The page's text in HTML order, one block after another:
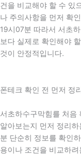
건을 비교해야 할 수 있
나 주의사항을 먼저 확
19시07분 따라서 서초
보다 실제로 확인해야
것이 안정적입니다.
폰테크 확인 전 먼저 정
서초하수구막힘를 처음
알아보는지 먼저 정리
분 단순히 정보를 확인
용이나 조건을 비교하